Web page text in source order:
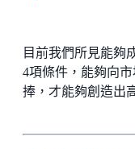
目前我們所見能夠
4項條件，能夠向
捧，才能夠創造出